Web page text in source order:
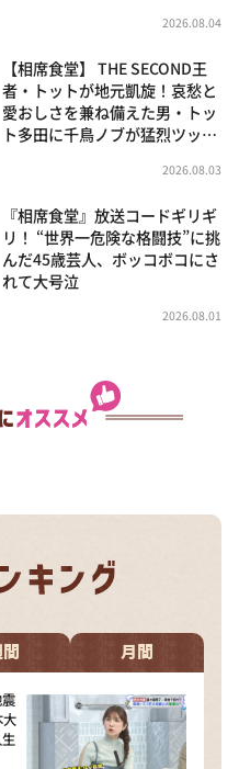
2026.08.04
【相席食堂】 THE SECOND王
者・トットが地元凱旋！哀愁と
愛おしさを兼ね備えた男・トッ
ト多田に千鳥ノブが猛烈ツッ…
2026.08.03
『相席食堂』放送コードギリギ
リ！ “世界一危険な格闘技”に挑
んだ45歳芸人、ボッコボコにさ
れて大号泣
2026.08.01
月間